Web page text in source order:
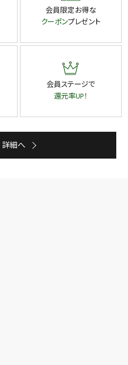
会員限定お得な
クーポンプレゼント
会員ステージで
還元率UP！
詳細へ